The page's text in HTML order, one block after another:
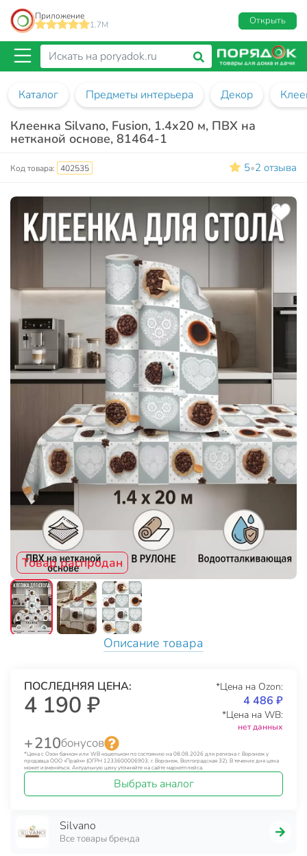
Приложение
1.7M
Открыть
Каталог Предметы интерьера Декор
Клеенка Silvano, Fusion, 1.4х20 м, ПВХ на
нетканой основе, 81464-1
Код товара: 402535 5•2 отзыва
Товар распродан
Описание товара
ПОСЛЕДНЯЯ ЦЕНА:
4 190 ₽
*Цена на Ozon:
4 486 ₽
*Цена на WB:
нет данных
+ 210бонусов
*Цена с Озон банком или WB кошельком по состоянию на 08.08.2026 для региона г. Воронеж у
продавца ООО «Прайм» (ОГРН 1233600006903, г. Воронеж, Волгоградская 32). В течение дня цена
может изменяться. Актуальную цену уточняйте на сайте маркетплейса.
Выбрать аналог
Silvano
Все товары бренда